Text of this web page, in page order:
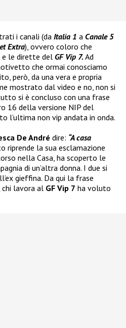
i canali (da Italia 1 a Canale 5
Extra), ovvero coloro che
e le dirette del GF Vip 7. Ad
che ormai conosciamo
però, da una vera e propria
mostrato dal video e no, non si
si è concluso con una frase
16 della versione NIP del
l’ultima non vip andata in onda.
De André dire: “A casa
riprende la sua esclamazione
nella Casa, ha scoperto le
di un’altra donna. I due si
gieffina. Da qui la frase
chi lavora al GF Vip 7 ha voluto